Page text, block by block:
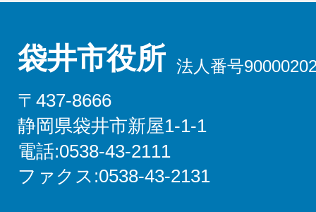
袋井市役所 法人番号
〒437-8666
静岡県袋井市新屋1-1-1
電話:0538-43-2111
ファクス:0538-43-2131